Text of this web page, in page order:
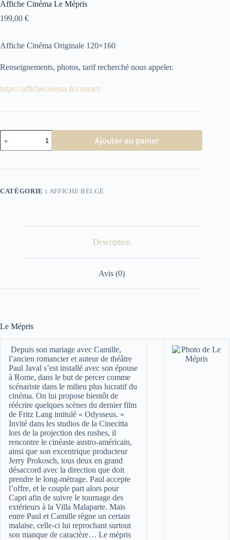
Affiche Cinéma Le Mépris
199,00 €
Affiche Cinéma Originale 120×160
Renseignements, photos, tarif recherché nous appeler.
https://affichecinema.fr/contact/
quantité
de
Affiche
Le
Ajouter au panier
CATÉGORIE : AFFICHE BELGE
Description
Avis (0)
Le Mépris
Depuis son mariage avec Camille,
l’ancien romancier et auteur de théâtre
Paul Javal s’est installé avec son épouse
à Rome, dans le but de percer comme
scénariste dans le milieu plus lucratif du
cinéma. On lui propose bientôt de
réécrire quelques scènes du dernier film
de Fritz Lang intitulé « Odysseus. »
Invité dans les studios de la Cinecitta
lors de la projection des rushes, il
rencontre le cinéaste austro-américain,
ainsi que son excentrique producteur
Jerry Prokosch, tous deux en grand
désaccord avec la direction que doit
prendre le long-métrage. Paul accepte
l’offre, et le couple part alors pour
Capri afin de suivre le tournage des
extérieurs à la Villa Malaparte. Mais
entre Paul et Camille règne un certain
malaise, celle-ci lui reprochant surtout
son manque de caractère… Le mépris